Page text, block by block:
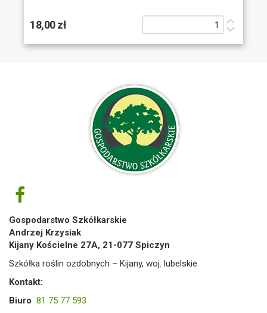
18,00 zł
Gospodarstwo Szkółkarskie
Andrzej Krzysiak
Kijany Kościelne 27A, 21-077 Spiczyn
Szkółka roślin ozdobnych – Kijany, woj. lubelskie
Kontakt:
Biuro 81 75 77 593